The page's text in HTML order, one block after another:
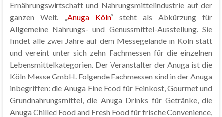
Ernährungswirtschaft und Nahrungsmittelindustrie auf der
ganzen Welt. „Anuga Köln“ steht als Abkürzung für
Allgemeine Nahrungs- und Genussmittel-Ausstellung. Sie
findet alle zwei Jahre auf dem Messegelände in Köln statt
und vereint unter sich zehn Fachmessen für die einzelnen
Lebensmittelkategorien. Der Veranstalter der Anuga ist die
Köln Messe GmbH. Folgende Fachmessen sind in der Anuga
inbegriffen: die Anuga Fine Food für Feinkost, Gourmet und
Grundnahrungsmittel, die Anuga Drinks für Getränke, die
Anuga Chilled Food and Fresh Food für frische Convenience,